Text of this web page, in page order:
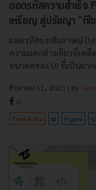
ถอดรหัสความสำเร็จ
เหรียญ สู่ปรัชญา "ดีไ
ถอดรหัสบทสัมภาษณ์
ความแตกต่างเดียวที่เห
อนาคตของ UI ที่เป็นมา
สิงหาคม 11, 2025 | By
0
Tech & Biz AI Figma